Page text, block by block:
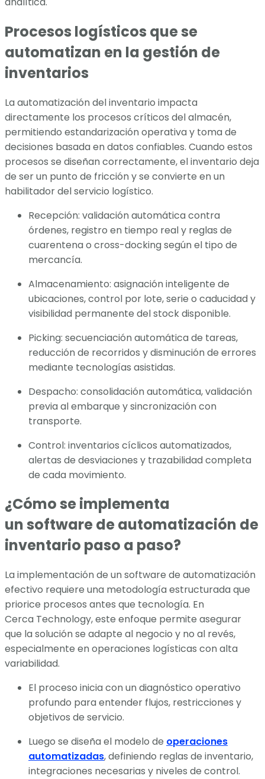
Procesos logísticos que se
automatizan en la gestión de
inventarios
La automatización del inventario impacta
directamente los procesos críticos del almacén,
permitiendo estandarización operativa y toma de
decisiones basada en datos confiables. Cuando estos
procesos se diseñan correctamente, el inventario deja
de ser un punto de fricción y se convierte en un
habilitador del servicio logístico.
Recepción: validación automática contra
órdenes, registro en tiempo real y reglas de
cuarentena o cross-docking según el tipo de
mercancía.
Almacenamiento: asignación inteligente de
ubicaciones, control por lote, serie o caducidad y
visibilidad permanente del stock disponible.
Picking: secuenciación automática de tareas,
reducción de recorridos y disminución de errores
mediante tecnologías asistidas.
Despacho: consolidación automática, validación
previa al embarque y sincronización con
transporte.
Control: inventarios cíclicos automatizados,
alertas de desviaciones y trazabilidad completa
de cada movimiento.
¿Cómo se implementa
un software de automatización de
inventario paso a paso?
La implementación de un software de automatización
efectivo requiere una metodología estructurada que
priorice procesos antes que tecnología. En
Cerca Technology, este enfoque permite asegurar
que la solución se adapte al negocio y no al revés,
especialmente en operaciones logísticas con alta
variabilidad.
El proceso inicia con un diagnóstico operativo
profundo para entender flujos, restricciones y
objetivos de servicio.
Luego se diseña el modelo de operaciones
automatizadas, definiendo reglas de inventario,
integraciones necesarias y niveles de control.